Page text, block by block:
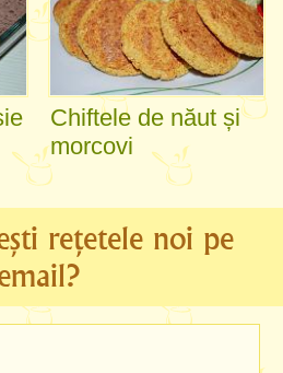
Chiftele de năut și
morcovi
rețetele noi pe